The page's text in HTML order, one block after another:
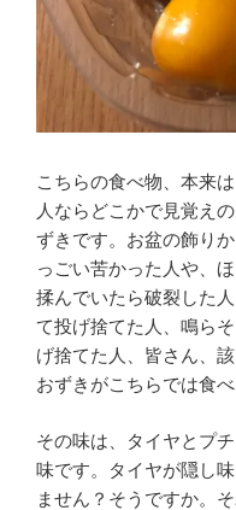
こちらの食べ物、本来
人ならどこかで見覚え
ずきです。お盆の飾り
っごい苦かった人や、
揉んでいたら破裂した
て投げ捨てた人、鳴ら
げ捨てた人、皆さん、
おずきがこちらでは食
その味は、タイヤとプ
味です。タイヤが隠し
ません？そうですか。